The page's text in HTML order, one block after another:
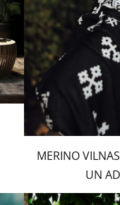
MERINO
UN